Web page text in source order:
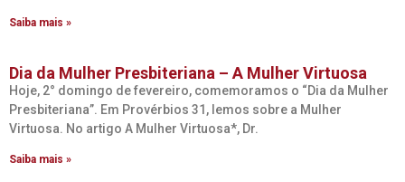
Saiba mais »
Dia da Mulher Presbiteriana – A Mulher Virtuosa
Hoje, 2° domingo de fevereiro, comemoramos o “Dia da Mulher
Presbiteriana”. Em Provérbios 31, lemos sobre a Mulher
Virtuosa. No artigo A Mulher Virtuosa*, Dr.
Saiba mais »